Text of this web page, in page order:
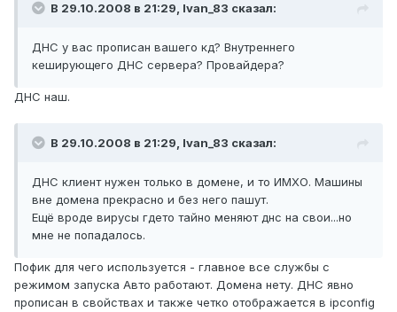
В 29.10.2008 в 21:29, Ivan_83 сказал:
ДНС у вас прописан вашего кд? Внутреннего
кеширующего ДНС сервера? Провайдера?
ДНС наш.
В 29.10.2008 в 21:29, Ivan_83 сказал:
ДНС клиент нужен только в домене, и то ИМХО. Машины
вне домена прекрасно и без него пашут.
Ещё вроде вирусы гдето тайно меняют днс на свои...но
мне не попадалось.
Пофик для чего используется - главное все службы с
режимом запуска Авто работают. Домена нету. ДНС явно
прописан в свойствах и также четко отображается в ipconfig